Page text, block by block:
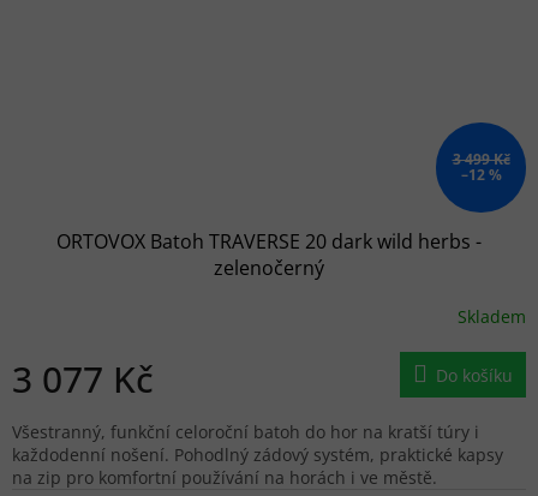
3 499 Kč
–12 %
ORTOVOX Batoh TRAVERSE 20 dark wild herbs -
zelenočerný
Skladem
3 077 Kč Do košíku
Všestranný, funkční celoroční batoh do hor na kratší túry i
každodenní nošení. Pohodlný zádový systém, praktické kapsy
na zip pro komfortní používání na horách i ve městě.